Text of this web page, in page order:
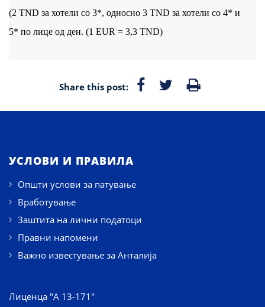
(2 TND за хотели со 3*, односно 3 TND за хотели со 4* и
5* по лице од ден. (1 EUR = 3,3 TND)
Share this post:
УСЛОВИ И ПРАВИЛА
Општи услови за патување
Вработување
Заштита на лични податоци
Правни напомени
Важно известување за Анталија
Лиценца "А 13-171"